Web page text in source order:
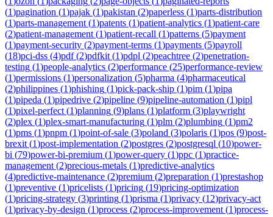
(1)pagination (1)pajak (1)pakistan (2)paperless (1)parts-distribution
(1)parts-management (1)patents (1)patient-analytics (1)patient-care
(2)patient-management (1)patient-recall (1)patterns (5)payment
(1)payment-security (2)payment-terms (1)payments (5)payroll
(18)pci-dss (4)pdf(2)pdfkit (1)pdpl (2)peachtree (2)penetration-
testing (1)people-analytics (2)performance (25)performance-review
(1)permissions (1)personalization (5)pharma (4)pharmaceutical
(2)philippines (1)phishing (1)pick-pack-ship (1)pim (1)pipa
(1)pipeda (1)pipedrive (2)pipeline (9)pipeline-automation (1)pipl
(1)pixel-perfect (1)planning (9)plans (1)platform (3)playwright
(2)plex (1)plex-smart-manufacturing (1)plm (2)plumbing (1)pm2
(1)pms (1)pnpm (1)point-of-sale (3)poland (3)polaris (1)pos (9)post-
brexit (1)post-implementation (2)postgres (2)postgresql (10)power-
bi (79)power-bi-premium (1)power-query (1)ppc (1)practice-
management (2)precious-metals (1)predictive-analytics
(4)predictive-maintenance (2)premium (2)preparation (1)prestashop
(1)preventive (1)pricelists (1)pricing (19)pricing-optimization
(1)pricing-strategy (3)printing (1)prisma (1)privacy (12)privacy-act
(1)privacy-by-design (1)process (2)process-improvement (1)process-